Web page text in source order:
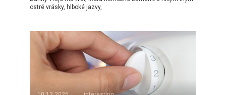
ostré vrásky, hlboké jazvy,